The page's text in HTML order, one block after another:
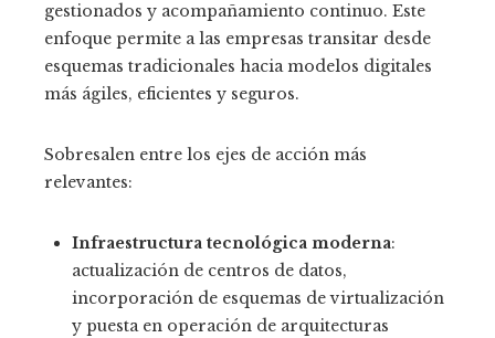
gestionados y acompañamiento continuo. Este
enfoque permite a las empresas transitar desde
esquemas tradicionales hacia modelos digitales
más ágiles, eficientes y seguros.
Sobresalen entre los ejes de acción más
relevantes:
Infraestructura tecnológica moderna:
actualización de centros de datos,
incorporación de esquemas de virtualización
y puesta en operación de arquitecturas